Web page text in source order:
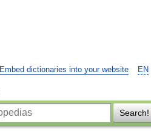
EN
Embed dictionaries into your website
Search!